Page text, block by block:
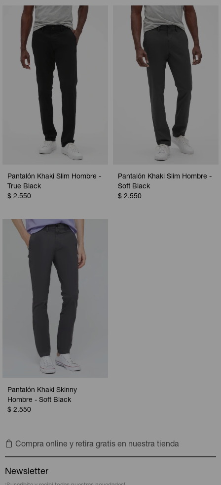
Pantalón Khaki Slim Hombre -
True Black
$ 2.550
Pantalón Khaki Slim Hombre -
Soft Black
$ 2.550
Pantalón Khaki Skinny
Hombre - Soft Black
$ 2.550
Compra online y retira gratis en nuestra tienda
Newsletter